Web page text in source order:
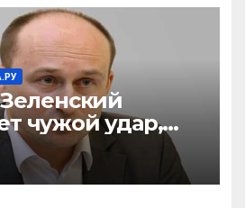
чужой удар,
боевики в
Запада